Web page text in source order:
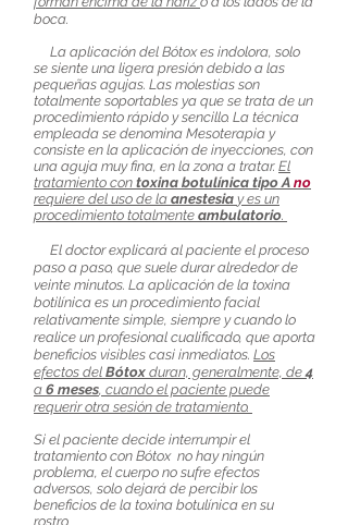
boca.
La aplicación del Bótox es indolora, solo
se siente una ligera presión debido a las
pequeñas agujas. Las molestias son
totalmente soportables ya que se trata de un
procedimiento rápido y sencillo. La técnica
empleada se denomina Mesoterapia y
consiste en la aplicación de inyecciones, con
una aguja muy fina, en la zona a tratar. El
tratamiento con toxina botulínica tipo A no
requiere del uso de la anestesia y es un
procedimiento totalmente ambulatorio.
El doctor explicará al paciente el proceso
paso a paso, que suele durar alrededor de
veinte minutos. La aplicación de la toxina
botilínica es un procedimiento facial
relativamente simple, siempre y cuando lo
realice un profesional cualificado, que aporta
beneficios visibles casi inmediatos. Los
efectos del Bótox duran, generalmente, de4
a 6 meses, cuando el paciente puede
requerir otra sesión de tratamiento.
Si el paciente decide interrumpir el
tratamiento con Bótox no hay ningún
problema, el cuerpo no sufre efectos
adversos, solo dejará de percibir los
beneficios de la toxina botulínica en su
rostro.